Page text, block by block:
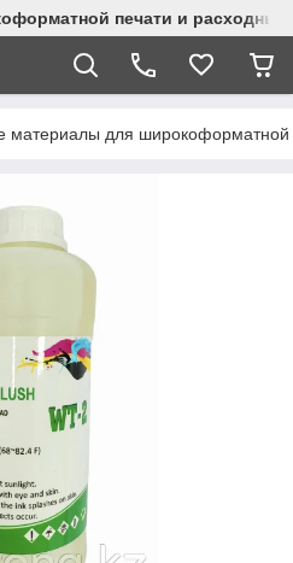
печати и
материалы для широкоформатной